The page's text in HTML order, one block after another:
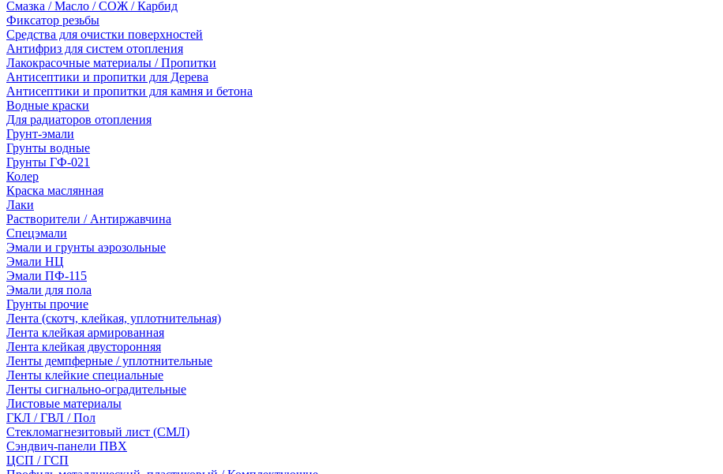
Смазка / Масло / СОЖ / Карбид
Фиксатор резьбы
Средства для очистки поверхностей
Антифриз для систем отопления
Лакокрасочные материалы / Пропитки
Антисептики и пропитки для Дерева
Антисептики и пропитки для камня и бетона
Водные краски
Для радиаторов отопления
Грунт-эмали
Грунты водные
Грунты ГФ-021
Колер
Краска маслянная
Лаки
Растворители / Антиржавчина
Спецэмали
Эмали и грунты аэрозольные
Эмали НЦ
Эмали ПФ-115
Эмали для пола
Грунты прочие
Лента (скотч, клейкая, уплотнительная)
Лента клейкая армированная
Лента клейкая двусторонняя
Ленты демпферные / уплотнительные
Ленты клейкие специальные
Ленты сигнально-оградительные
Листовые материалы
ГКЛ / ГВЛ / Пол
Стекломагнезитовый лист (СМЛ)
Сэндвич-панели ПВХ
ЦСП / ГСП